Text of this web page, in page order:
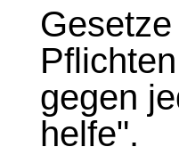
gegen
helfe".